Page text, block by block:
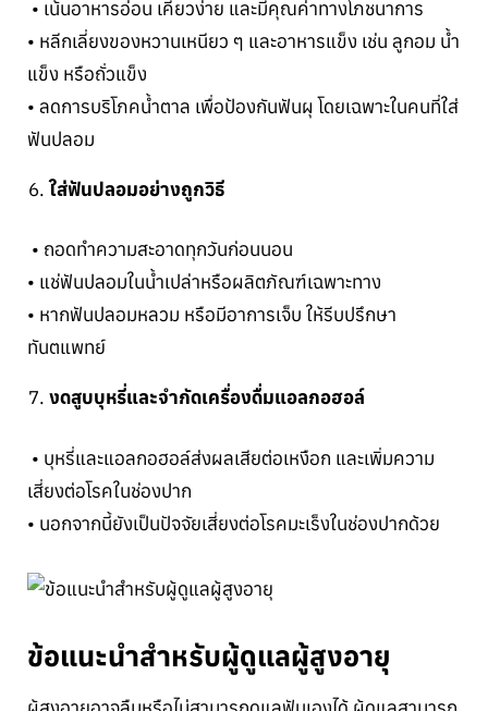
• เน้นอาหารอ่อน เคี้ยวง่าย และมีคุณค่าทางโภชนาการ
• หลีกเลี่ยงของหวานเหนียว ๆ และอาหารแข็ง เช่น ลูกอม น้ำ
แข็ง หรือถั่วแข็ง
• ลดการบริโภคน้ำตาล เพื่อป้องกันฟันผุ โดยเฉพาะในคนที่ใส่
ฟันปลอม
ใส่ฟันปลอมอย่างถูกวิธี
• ถอดทำความสะอาดทุกวันก่อนนอน
• แช่ฟันปลอมในน้ำเปล่าหรือผลิตภัณฑ์เฉพาะทาง
• หากฟันปลอมหลวม หรือมีอาการเจ็บ ให้รีบปรึกษา
ทันตแพทย์
งดสูบบุหรี่และจำกัดเครื่องดื่มแอลกอฮอล์
• บุหรี่และแอลกอฮอล์ส่งผลเสียต่อเหงือก และเพิ่มความ
เสี่ยงต่อโรคในช่องปาก
• นอกจากนี้ยังเป็นปัจจัยเสี่ยงต่อโรคมะเร็งในช่องปากด้วย
ข้อแนะนำสำหรับผู้ดูแลผู้สูงอายุ